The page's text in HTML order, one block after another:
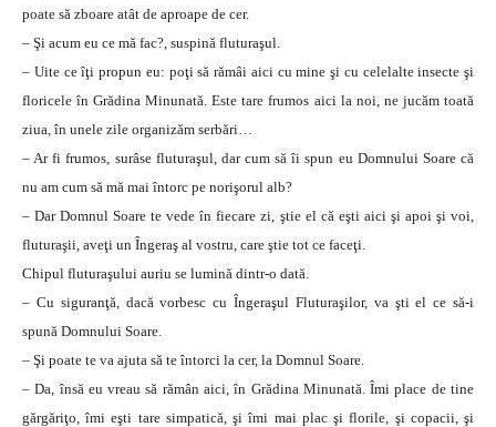
poate să zboare atât de aproape de cer.
– Şi acum eu ce mă fac?, suspină fluturaşul.
– Uite ce îţi propun eu: poţi să rămâi aici cu mine şi cu celelalte insecte şi
floricele în Grădina Minunată. Este tare frumos aici la noi, ne jucăm toată
ziua, în unele zile organizăm serbări…
– Ar fi frumos, surâse fluturaşul, dar cum să îi spun eu Domnului Soare că
nu am cum să mă mai întorc pe norişorul alb?
– Dar Domnul Soare te vede în fiecare zi, ştie el că eşti aici şi apoi şi voi,
fluturaşii, aveţi un Îngeraş al vostru, care ştie tot ce faceţi.
Chipul fluturaşului auriu se lumină dintr-o dată.
– Cu siguranţă, dacă vorbesc cu Îngeraşul Fluturaşilor, va şti el ce să-i
spună Domnului Soare.
– Şi poate te va ajuta să te întorci la cer, la Domnul Soare.
– Da, însă eu vreau să rămân aici, în Grădina Minunată. Îmi place de tine
gărgăriţo, îmi eşti tare simpatică, şi îmi mai plac şi florile, şi copacii, şi